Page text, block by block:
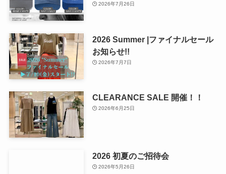
2026年7月26日
2026 Summer |ファイナルセール
お知らせ!!
2026年7月7日
CLEARANCE SALE 開催！！
2026年6月25日
2026 初夏のご招待会
2026年5月26日